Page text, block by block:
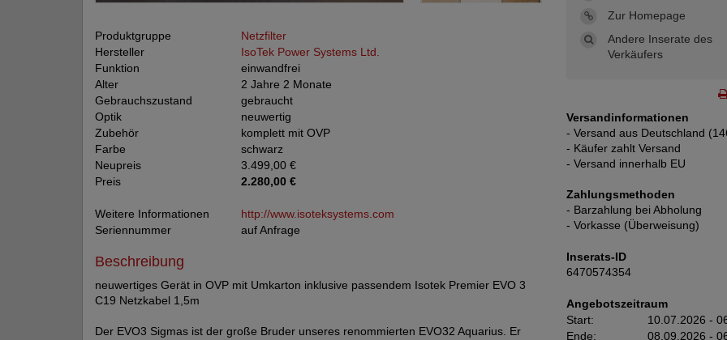
Produktgruppe
Netzfilter
Hersteller
IsoTek Power Systems Ltd.
Funktion
einwandfrei
Alter
2 Jahre 2 Monate
Gebrauchszustand
gebraucht
Optik
neuwertig
Zubehör
komplett mit OVP
Farbe
schwarz
Neupreis
3.499,00 €
Preis
2.280,00 €
Weitere Informationen
http://www.isoteksystems.com
Seriennummer
auf Anfrage
Beschreibung
neuwertiges Gerät in OVP mit Umkarton inklusive passendem Isotek Premier EVO 3
C19 Netzkabel 1,5m
Der EVO3 Sigmas ist der große Bruder unseres renommierten EVO32 Aquarius. Er
Zur Homepage
Andere Inserate des
Verkäufers
Versandinformationen
- Versand aus Deutschland
- Käufer zahlt Versand
- Versand innerhalb EU
Zahlungsmethoden
- Barzahlung bei Abholung
- Vorkasse (Überweisung)
Inserats-ID
6470574354
Angebotszeitraum
Start:
10.07.2026 -
Ende:
08.09.2026 -